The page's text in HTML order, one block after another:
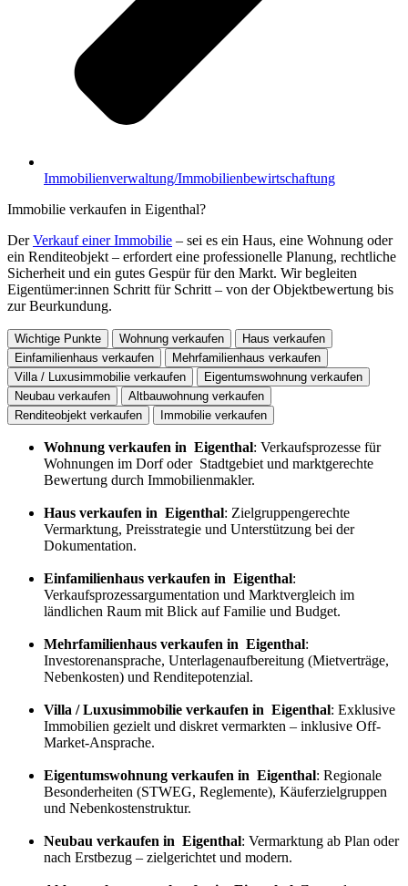
Immobilienverwaltung/Immobilienbewirtschaftung
Immobilie verkaufen in Eigenthal?
DerVerkauf einer Immobilie – sei es ein Haus, eine Wohnung oder
ein Renditeobjekt – erfordert eine professionelle Planung, rechtliche
Sicherheit und ein gutes Gespür für den Markt. Wir begleiten
Eigentümer:innen Schritt für Schritt – von der Objektbewertung bis
zur Beurkundung.
Wichtige Punkte Wohnung verkaufen
Haus verkaufen
Einfamilienhaus verkaufen
Mehrfamilienhaus verkaufen
Villa / Luxusimmobilie verkaufen
Eigentumswohnung verkaufen
Neubau verkaufen
Altbauwohnung verkaufen
Renditeobjekt verkaufen
Immobilie verkaufen
Wohnung verkaufen in Eigenthal: Verkaufsprozesse für
Wohnungen im Dorf oder Stadtgebiet und marktgerechte
Bewertung durch Immobilienmakler.
Haus verkaufen in Eigenthal: Zielgruppengerechte
Vermarktung, Preisstrategie und Unterstützung bei der
Dokumentation.
Einfamilienhaus verkaufen in Eigenthal:
Verkaufsprozessargumentation und Marktvergleich im
ländlichen Raum mit Blick auf Familie und Budget.
Mehrfamilienhaus verkaufen in Eigenthal:
Investorenansprache, Unterlagenaufbereitung (Mietverträge,
Nebenkosten) und Renditepotenzial.
Villa / Luxusimmobilie verkaufen in Eigenthal: Exklusive
Immobilien gezielt und diskret vermarkten – inklusive Off-
Market-Ansprache.
Eigentumswohnung verkaufen in Eigenthal: Regionale
Besonderheiten (STWEG, Reglemente), Käuferzielgruppen
und Nebenkostenstruktur.
Neubau verkaufen in Eigenthal: Vermarktung ab Plan oder
nach Erstbezug – zielgerichtet und modern.